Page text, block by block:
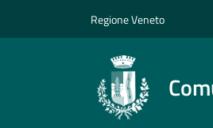
Regione Veneto